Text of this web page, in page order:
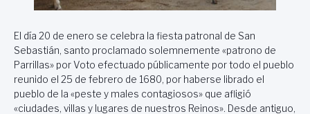
El día 20 de enero se celebra la fiesta patronal de San
Sebastián, santo proclamado solemnemente «patrono de
Parrillas» por Voto efectuado públicamente por todo el pueblo
reunido el 25 de febrero de 1680, por haberse librado el
pueblo de la «peste y males contagiosos» que afligió
«ciudades, villas y lugares de nuestros Reinos». Desde antiguo,